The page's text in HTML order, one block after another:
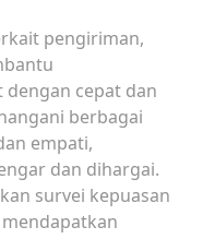
pengiriman,
dengan cepat dan
berbagai
empati,
dan dihargai.
survei kepuasan